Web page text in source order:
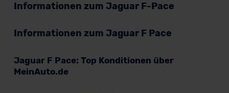
Informationen zum Jaguar F-Pace
Informationen zum Jaguar F Pace
Jaguar F Pace: Top Konditionen über
MeinAuto.de